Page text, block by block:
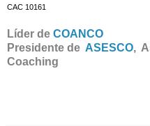
CAC 10161
Líder de COANCO
Presidente de ASESCO,
Coaching